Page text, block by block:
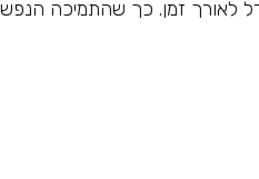
זמן. כך שהתמיכה